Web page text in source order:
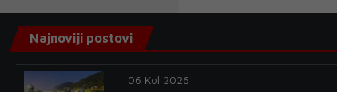
Najnoviji postovi
06 Kol 2026